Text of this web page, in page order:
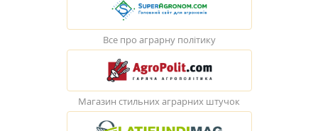
Все про аграрну політику
Магазин стильних аграрних штучок